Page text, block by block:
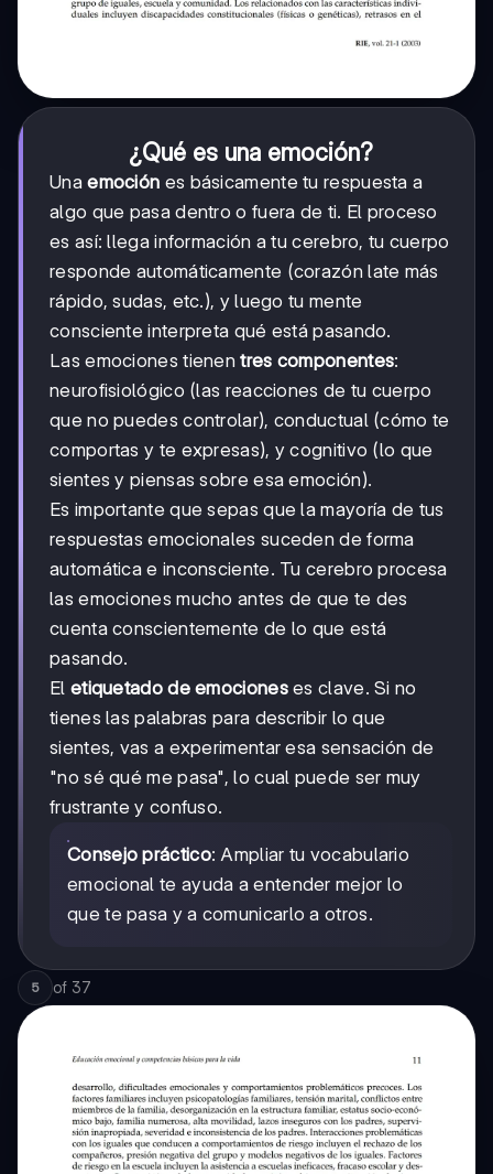
¿Qué es una emoción?
Unaemoción es básicamente tu respuesta a
algo que pasa dentro o fuera de ti. El proceso
es así: llega información a tu cerebro, tu cuerpo
responde automáticamente (corazón late más
rápido, sudas, etc.), y luego tu mente
consciente interpreta qué está pasando.
Las emociones tienentres componentes:
neurofisiológico (las reacciones de tu cuerpo
que no puedes controlar), conductual (cómo te
comportas y te expresas), y cognitivo (lo que
sientes y piensas sobre esa emoción).
Es importante que sepas que la mayoría de tus
respuestas emocionales suceden de forma
automática e inconsciente. Tu cerebro procesa
las emociones mucho antes de que te des
cuenta conscientemente de lo que está
pasando.
El etiquetado de emocioneses clave. Si no
tienes las palabras para describir lo que
sientes, vas a experimentar esa sensación de
"no sé qué me pasa", lo cual puede ser muy
frustrante y confuso.
Consejo práctico: Ampliar tu vocabulario
emocional te ayuda a entender mejor lo
que te pasa y a comunicarlo a otros.
5 of 37